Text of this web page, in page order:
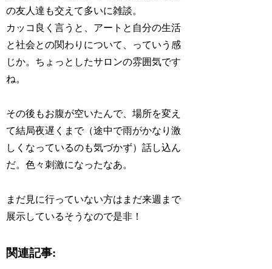
の友人達も交えて多いに雑談。
カッコ良く言うと、アートと自分の生活
と社会との関わりについて、っていう感
じか。ちょっとしたサロンの雰囲気です
ね。
その後もお腹が空いたんで、場所を変え
て結局夜遅くまで（途中で雨がかなり激
しくなっているのも気づかず）話し込ん
だ。色々刺激になったなあ。
まだ見に行っていない方はまだ来週まで
展示しているそうなので是非！
関連記事: